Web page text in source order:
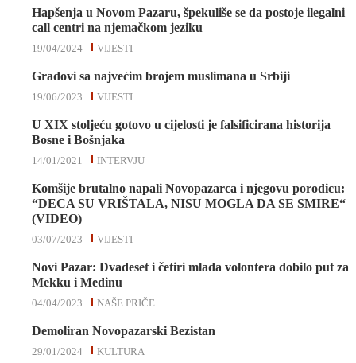
Hapšenja u Novom Pazaru, špekuliše se da postoje ilegalni
call centri na njemačkom jeziku
VIJESTI
19/04/2024
Gradovi sa najvećim brojem muslimana u Srbiji
VIJESTI
19/06/2023
U XIX stoljeću gotovo u cijelosti je falsificirana historija
Bosne i Bošnjaka
INTERVJU
14/01/2021
Komšije brutalno napali Novopazarca i njegovu porodicu:
“DECA SU VRIŠTALA, NISU MOGLA DA SE SMIRE“
(VIDEO)
VIJESTI
03/07/2023
Novi Pazar: Dvadeset i četiri mlada volontera dobilo put za
Mekku i Medinu
NAŠE PRIČE
04/04/2023
Demoliran Novopazarski Bezistan
KULTURA
29/01/2024